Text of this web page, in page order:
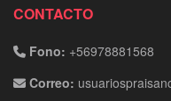
CONTACTO
Fono: +56978881568
Correo: